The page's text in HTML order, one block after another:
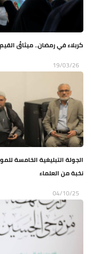
كربلاء في رمضان.. ميثاقُ
19/03/26
الجولة التبليغية الخامسة
نخبة من العلماء
04/10/25